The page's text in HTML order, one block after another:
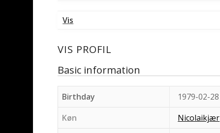
Vis
VIS PROFIL
Basic information
Birthday
1979-02-28
Køn
Nicolaikjær